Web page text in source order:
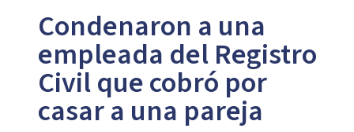
Condenaron a una
empleada del Registro
Civil que cobró por
casar a una pareja